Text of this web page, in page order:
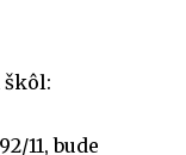
11, bude